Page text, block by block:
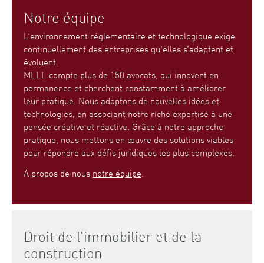
Notre équipe
L’environnement réglementaire et technologique exige
continuellement des entreprises qu’elles s’adaptent et
évoluent.
MLLL compte plus de 150 avocats, qui innovent en
permanence et cherchent constamment à améliorer
leur pratique. Nous adoptons de nouvelles idées et
technologies, en associant notre riche expertise à une
pensée créative et réactive. Grâce à notre approche
pratique, nous mettons en œuvre des solutions viables
pour répondre aux défis juridiques les plus complexes.
A propos de nous notre équipe
Droit de l’immobilier et de la
construction